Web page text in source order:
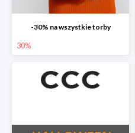
-30% na wszystkie torby
30%